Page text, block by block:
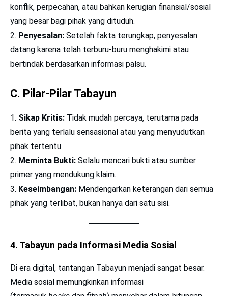
konflik, perpecahan, atau bahkan kerugian finansial/sosial
yang besar bagi pihak yang dituduh.
Penyesalan: Setelah fakta terungkap, penyesalan
datang karena telah terburu-buru menghakimi atau
bertindak berdasarkan informasi palsu.
C. Pilar-Pilar Tabayun
Sikap Kritis: Tidak mudah percaya, terutama pada
berita yang terlalu sensasional atau yang menyudutkan
pihak tertentu.
Meminta Bukti: Selalu mencari bukti atau sumber
primer yang mendukung klaim.
Keseimbangan: Mendengarkan keterangan dari semua
pihak yang terlibat, bukan hanya dari satu sisi.
4. Tabayun pada Informasi Media Sosial
Di era digital, tantangan Tabayun menjadi sangat besar.
Media sosial memungkinkan informasi